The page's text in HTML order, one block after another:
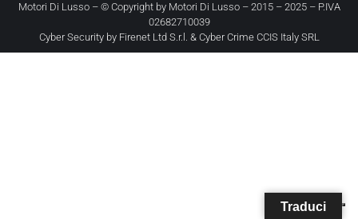
Motori Di Lusso – © Copyright by Motori Di Lusso– 2015 – 2025 – P.IVA
02682710039
Cyber Security by Firenet Ltd S.r.l. & Cyber Crime CCIS Italy SRL
Traduci